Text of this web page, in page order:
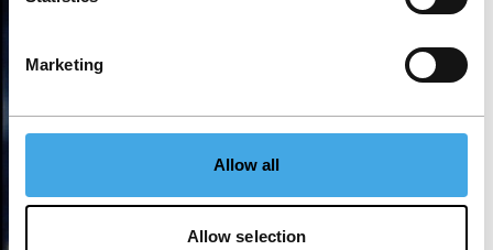
Marketing
Allow all
Allow selection